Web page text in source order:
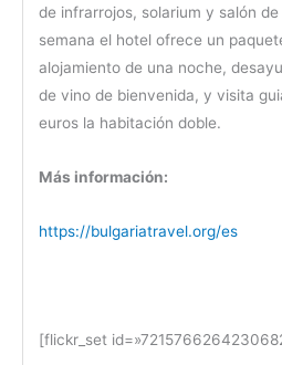
de infrarrojos, solarium y salón
semana el hotel ofrece un
alojamiento de una noche,
de vino de bienvenida, y visita
euros la habitación doble.
Más información:
https://bulgariatravel.org/es
[flickr_set